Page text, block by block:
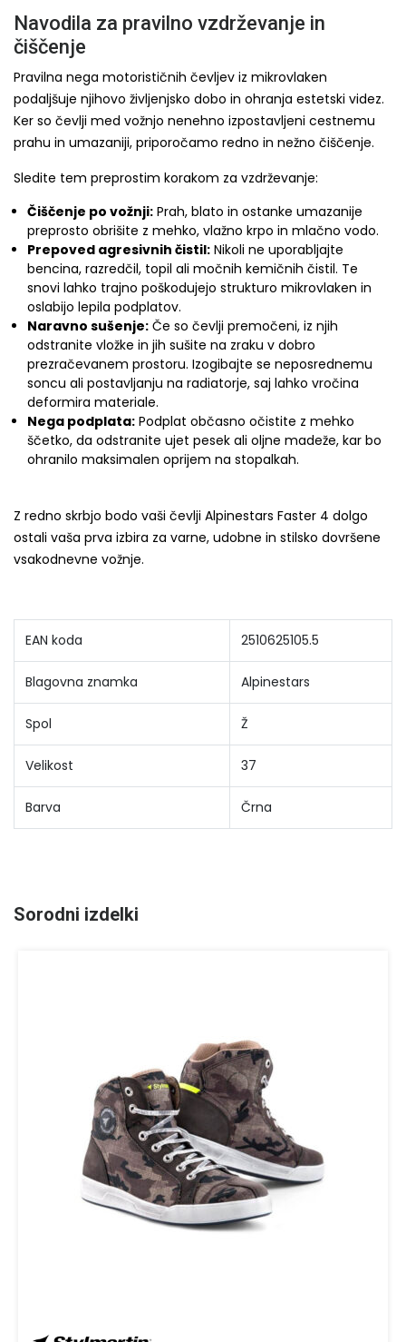
Navodila za pravilno vzdrževanje in
čiščenje
Pravilna nega motorističnih čevljev iz mikrovlaken
podaljšuje njihovo življenjsko dobo in ohranja estetski videz.
Ker so čevlji med vožnjo nenehno izpostavljeni cestnemu
prahu in umazaniji, priporočamo redno in nežno čiščenje.
Sledite tem preprostim korakom za vzdrževanje:
Čiščenje po vožnji: Prah, blato in ostanke umazanije
preprosto obrišite z mehko, vlažno krpo in mlačno vodo.
Prepoved agresivnih čistil: Nikoli ne uporabljajte
bencina, razredčil, topil ali močnih kemičnih čistil. Te
snovi lahko trajno poškodujejo strukturo mikrovlaken in
oslabijo lepila podplatov.
Naravno sušenje: Če so čevlji premočeni, iz njih
odstranite vložke in jih sušite na zraku v dobro
prezračevanem prostoru. Izogibajte se neposrednemu
soncu ali postavljanju na radiatorje, saj lahko vročina
deformira materiale.
Nega podplata: Podplat občasno očistite z mehko
ščetko, da odstranite ujet pesek ali oljne madeže, kar bo
ohranilo maksimalen oprijem na stopalkah.
Z redno skrbjo bodo vaši čevlji Alpinestars Faster 4 dolgo
ostali vaša prva izbira za varne, udobne in stilsko dovršene
vsakodnevne vožnje.
EAN koda 2510625105.5
Blagovna znamka Alpinestars
Spol Ž
Velikost 37
Barva Črna
Sorodni izdelki